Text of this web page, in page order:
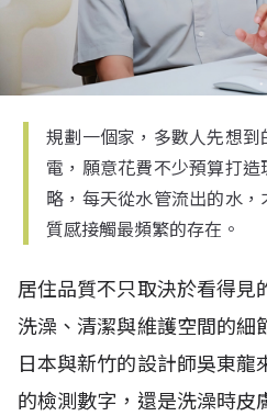
規劃一個家，多數人先想
電，願意花費不少預算打
略，每天從水管流出的水
質感接觸最頻繁的存在。
居住品質不只取決於看得見
洗澡、清潔與維護空間的細
日本與新竹的設計師吳東龍
的檢測數字，還是洗澡時皮